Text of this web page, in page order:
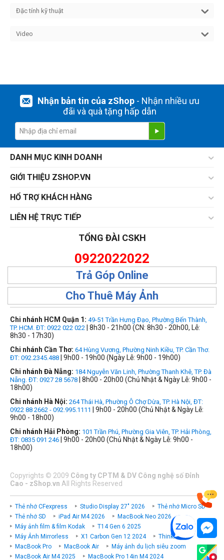
Đặc tính kỹ thuật
Video
Nhận bản tin của zShop- Nhận nhiều ưu
đãi và quà tặng hấp dẫn
DANH MỤC KINH DOANH
GIỚI THIỆU ZSHOP.VN
HỔ TRỢ KHÁCH HÀNG
LIÊN HỆ TRỰC TIẾP
TỔNG ĐÀI CSKH
0922022022
Trả Góp Online
Cho Thuê Máy Ảnh
Chi nhánh HCM Quận 1: 49-51 Trần Hưng Đạo, Phường Bến Thành,
TP. HCM. ĐT: 0922 022 022 | 8h30 - 21h00 (CN: 8h30 - 20h00, Lễ:
8h30 - 17h30)
Chi nhánh Cần Thơ: 64 Hùng Vương, Phường Ninh Kiều, TP. Cần Thơ.
ĐT: 092.2345.488 | 9h00 - 19h00 (Ngày Lễ: 9h00 - 19h00)
Chi nhánh Đà Nẵng: 184 Nguyễn Văn Linh, Phường Thanh Khê, TP. Đà
Nẵng. ĐT: 0927 28 5678 | 8h00 - 20h00 (Chủ Nhật & Ngày Lễ: 9h00 -
18h00)
Chi nhánh Hà Nội: 264 Thái Hà, Phường Ô Chợ Dừa, TP. Hà Nội, ĐT:
0922 88 2662 - 092.995.1111
| 9h00 - 20h00 (Chủ Nhật & Ngày Lễ:
9h00 - 18h00)
Chi nhánh Hải Phòng: 101 Trần Phú, Phường Gia Viên, TP. Hải Phòng,
ĐT: 0835 091 246 | 9h00 - 20h00 (Chủ Nhật & Ngày Lễ: 9h00 -
18h00)
Copyrights © 2009 Công ty CPTM & DV Công nghệ số Đỉnh
Cao - zShop.vn All Rights Reserved
Thẻ nhớ CFexpress Studio Display 27" 2026
Thẻ nhớ Micro SD
Thẻ nhớ SD
iPad Air M4 2026
MacBook Neo 2026
Máy ảnh film & film Kodak
T14 Gen 6 2025
Máy Ảnh Mirrorless
X1 Carbon Gen 12 2024
ThinkPad P
MacBook Pro
MacBook Air
Máy ảnh du lịch siêu zoom
MacBook Air M4 2025
MacBook Pro 14in M4 2024